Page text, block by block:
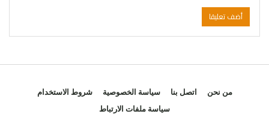
من نحن اتصل بنا سياسة الخصوصية
شروط الاستخدام
سياسة ملفات الارتباط